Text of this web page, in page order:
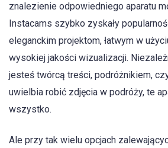
znalezienie odpowiedniego aparatu
Instacams szybko zyskały
eleganckim projektom, łatwym w
wysokiej jakości wizualizacji.
jesteś twórcą treści, podróżnikiem,
uwielbia robić zdjęcia w podróży, te
wszystko.
Ale przy tak wielu opcjach